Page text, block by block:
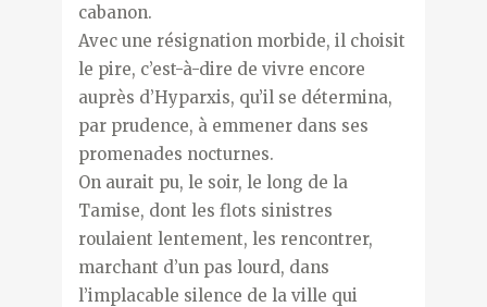
cabanon.
Avec une résignation morbide, il choisit
le pire, c’est-à-dire de vivre encore
auprès d’Hyparxis, qu’il se détermina,
par prudence, à emmener dans ses
promenades nocturnes.
On aurait pu, le soir, le long de la
Tamise, dont les flots sinistres
roulaient lentement, les rencontrer,
marchant d’un pas lourd, dans
l’implacable silence de la ville qui